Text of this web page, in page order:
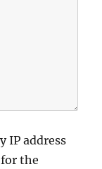
IP address
the